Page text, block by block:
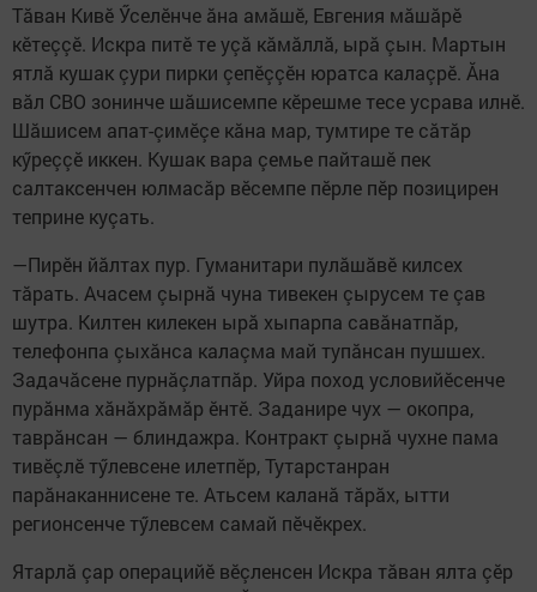
Тăван Кивӗ Ӳселӗнче ăна амăшӗ, Евгения мăшăрӗ
кӗтеççӗ. Искра питӗ те уçă кăмăллă, ырă çын. Мартын
ятлă кушак çури пирки çепӗççӗн юратса калаçрӗ. Ăна
вăл СВО зонинче шăшисемпе кӗрешме тесе усрава илнӗ.
Шăшисем апат-çимӗçе кăна мар, тумтире те сăтăр
кӳреççӗ иккен. Кушак вара çемье пайташӗ пек
салтаксенчен юлмасăр вӗсемпе пӗрле пӗр позицирен
теприне куçать.
—Пирӗн йăлтах пур. Гуманитари пулăшăвӗ килсех
тăрать. Ачасем çырнă чуна тивекен çырусем те çав
шутра. Килтен килекен ырă хыпарпа савăнатпăр,
телефонпа çыхăнса калаçма май тупăнсан пушшех.
Задачăсене пурнăçлатпăр. Уйра поход условийӗсенче
пурăнма хăнăхрăмăр ӗнтӗ. Заданире чух — окопра,
таврăнсан — блиндажра. Контракт çырнă чухне пама
тивӗçлӗ тӳлевсене илетпӗр, Тутарстанран
парăнаканнисене те. Атьсем каланă тăрăх, ытти
регионсенче тӳлевсем самай пӗчӗкрех.
Ятарлă çар операцийӗ вӗçленсен Искра тăван ялта çӗр